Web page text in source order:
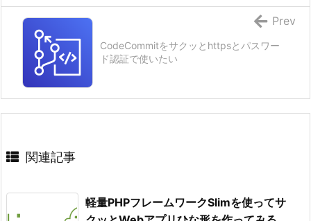
CodeCommitをサクッとhttpsとパスワー
ド認証で使いたい
Prev
関連記事
軽量PHPフレームワークSlimを使ってサ